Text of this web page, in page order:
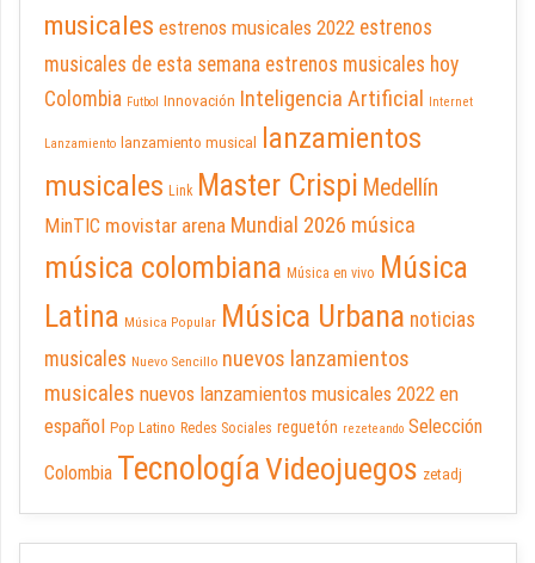
musicales estrenos musicales 2022 estrenos
musicales de esta semana estrenos musicales hoy
Colombia Futbol Innovación Inteligencia Artificial Internet
Lanzamiento lanzamiento musical lanzamientos
musicales Link Master Crispi Medellín
MinTIC movistar arena Mundial 2026 música
música colombiana Música en vivo Música
Latina Música Popular Música Urbana noticias
musicales Nuevo Sencillo nuevos lanzamientos
musicales nuevos lanzamientos musicales 2022 en
español Pop Latino Redes Sociales reguetón rezeteando Selección
Colombia TecnologíaVideojuegos zetadj